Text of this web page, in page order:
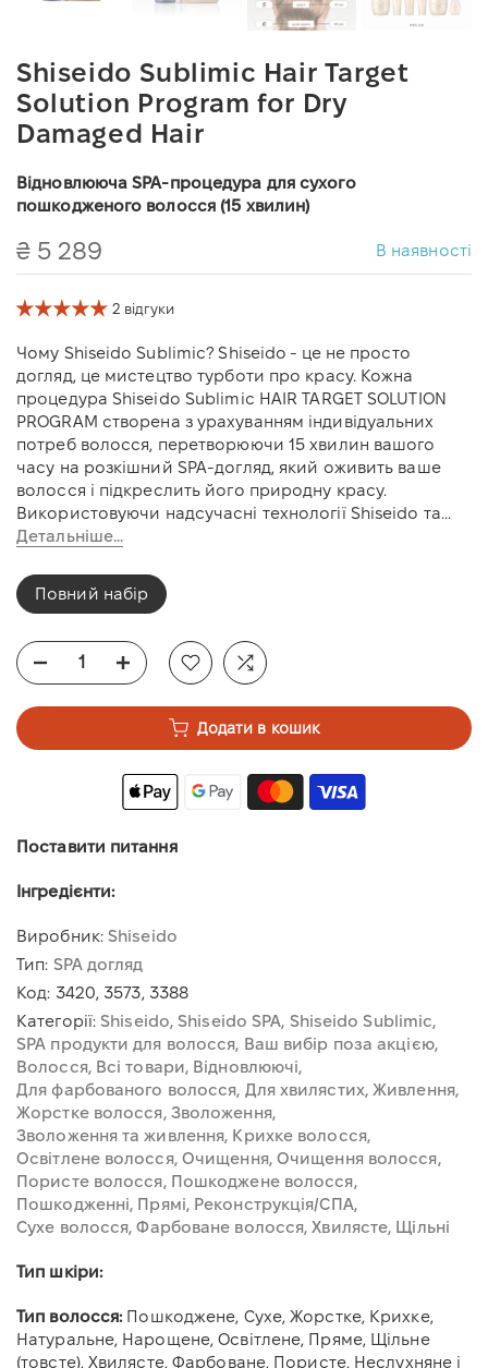
Shiseido Sublimic Hair Target
Solution Program for Dry
Damaged Hair
Відновлююча SPA-процедура для сухого
пошкодженого волосся (15 хвилин)
₴ 5 289 В наявності
2 відгуки
Чому Shiseido Sublimic? Shiseido - це не просто
догляд, це мистецтво турботи про красу. Кожна
процедура Shiseido Sublimic HAIR TARGET SOLUTION
PROGRAM створена з урахуванням індивідуальних
потреб волосся, перетворюючи 15 хвилин вашого
часу на розкішний SPA-догляд, який оживить ваше
волосся і підкреслить його природну красу.
Використовуючи надсучасні технології Shiseido та...
Детальніше...
Повний набір
Додати в кошик
Поставити питання
Інгредієнти:
Виробник: Shiseido
Тип: SPA догляд
Код: 3420, 3573, 3388
Категорії:Shiseido Shiseido SPA Shiseido Sublimic
SPA продукти для волосся Ваш вибір поза акцією
Волосся Всі товари Відновлюючі
Для фарбованого волосся Для хвилястих Живлення
Жорстке волосся Зволоження
Зволоження та живлення Крихке волосся
Освітлене волосся Очищення Очищення волосся
Пористе волосся Пошкоджене волосся
Пошкодженні Прямі Реконструкція/СПА
Сухе волосся Фарбоване волосся Хвилясте Щільні
Тип шкіри:
Тип волосся: Пошкоджене, Сухе, Жорстке, Крихке,
Натуральне, Нарощене, Освітлене, Пряме, Щільне
(товсте), Хвилясте, Фарбоване, Пористе, Неслухняне і